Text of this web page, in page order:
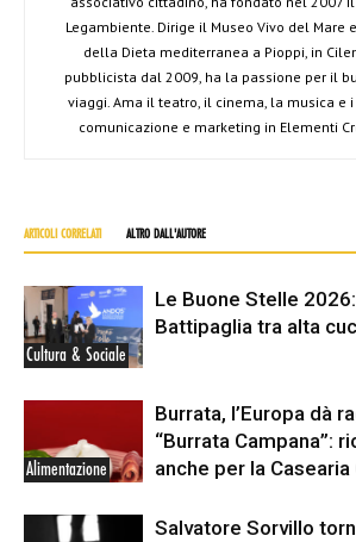
Legambiente. Dirige il Museo Vivo del Mare
della Dieta mediterranea a Pioppi, in
pubblicista dal 2009, ha la passione per il
viaggi. Ama il teatro, il cinema, la musica e
comunicazione e marketing in Elementi
ARTICOLI CORRELATI ALTRO DALL'AUTORE
Cultura & Sociale
Le Buone Stelle
Battipaglia tra alta
Alimentazione
Burrata, l’Europa dà
“Burrata Campana”:
anche per la
Salvatore Sorvillo